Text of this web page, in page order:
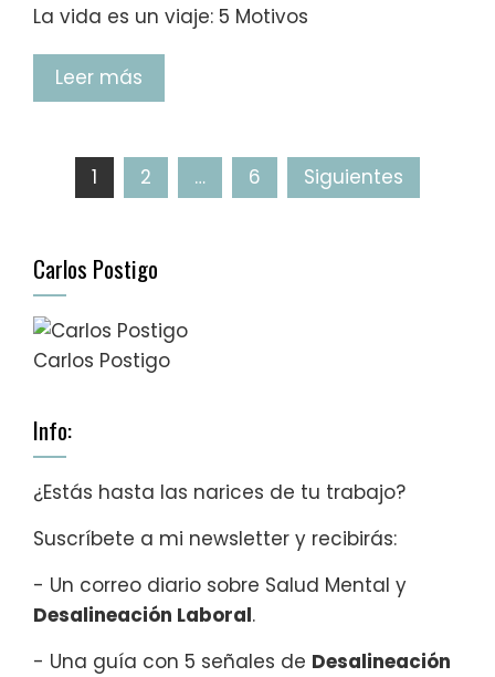
La vida es un viaje: 5 Motivos
Leer más
1 2 … 6 Siguientes
Carlos Postigo
Carlos Postigo
Info:
¿Estás hasta las narices de tu trabajo?
Suscríbete a mi newsletter y recibirás:
- Un correo diario sobre Salud Mental y
Desalineación Laboral.
- Una guía con 5 señales de Desalineación